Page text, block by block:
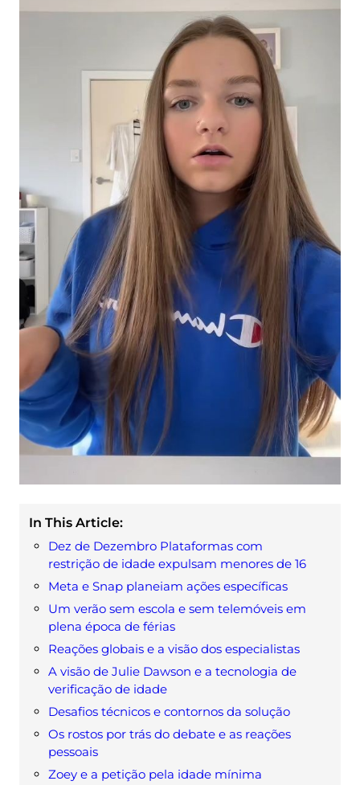
In This Article:
Dez de Dezembro Plataformas com
restrição de idade expulsam menores de 16
Meta e Snap planeiam ações específicas
Um verão sem escola e sem telemóveis em
plena época de férias
Reações globais e a visão dos especialistas
A visão de Julie Dawson e a tecnologia de
verificação de idade
Desafios técnicos e contornos da solução
Os rostos por trás do debate e as reações
pessoais
Zoey e a petição pela idade mínima